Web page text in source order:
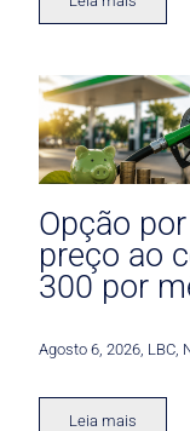
Opção
preço ao
300 por
Agosto 6, 2026 LBC
Leia mais